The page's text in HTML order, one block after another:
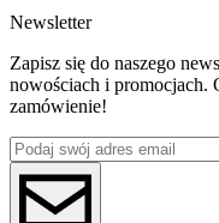
Waga netto [kg]
Średnica [mm]
1.75
Materiał bazowy
PLA
ReFill
ReFill
Seria
Newsletter
Zapisz się do naszego
nowościach i promocjach.
zamówienie!